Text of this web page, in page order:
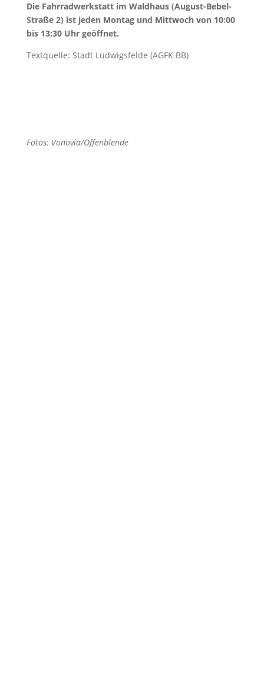
Die Fahrradwerkstatt im Waldhaus (August-Bebel-
Straße 2) ist jeden Montag und Mittwoch von 10:00
bis 13:30 Uhr geöffnet.
Textquelle: Stadt Ludwigsfelde (AGFK BB)
Fotos: Vonovia/Offenblende